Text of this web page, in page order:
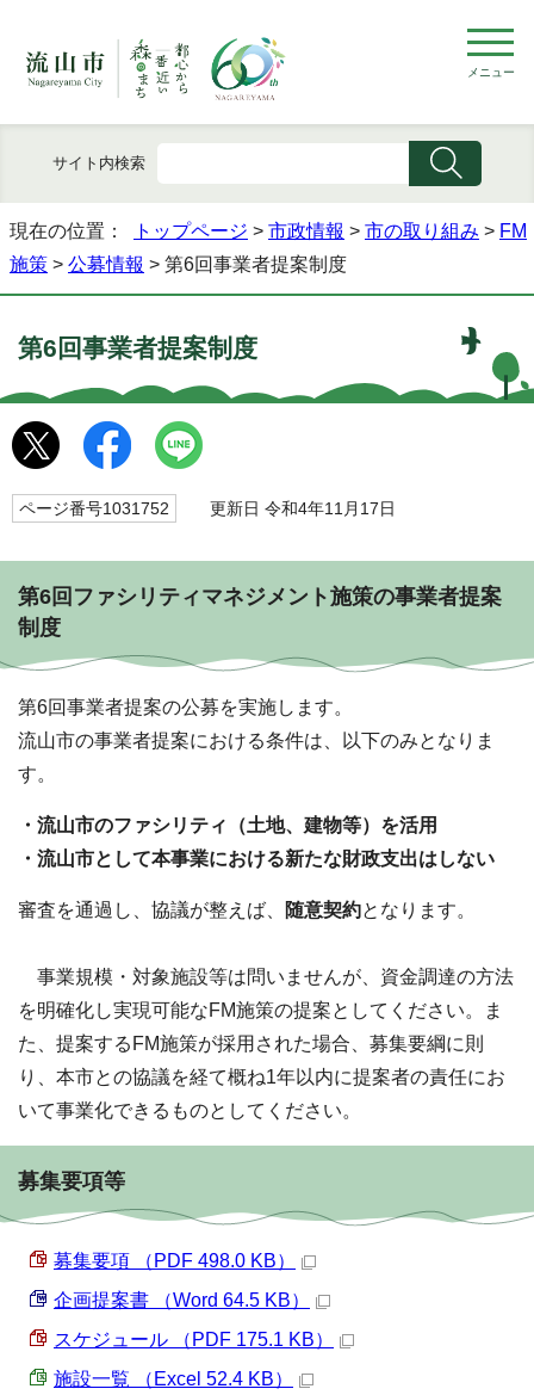
メニュー
サイト内検索
現在の位置： トップページ > 市政情報 > 市の取り組み > FM
施策 > 公募情報 > 第6回事業者提案制度
第6回事業者提案制度
ページ番号1031752 更新日 令和4年11月17日
第6回ファシリティマネジメント施策の事業者提案
制度
第6回事業者提案の公募を実施します。
流山市の事業者提案における条件は、以下のみとなりま
す。
・流山市のファシリティ（土地、建物等）を活用
・流山市として本事業における新たな財政支出はしない
審査を通過し、協議が整えば、 随意契約となります。
事業規模・対象施設等は問いませんが、資金調達の方法
を明確化し実現可能なFM施策の提案としてください。ま
た、提案するFM施策が採用された場合、募集要綱に則
り、本市との協議を経て概ね1年以内に提案者の責任にお
いて事業化できるものとしてください。
募集要項等
募集要項 （PDF 498.0 KB）
企画提案書 （Word 64.5 KB）
スケジュール （PDF 175.1 KB）
施設一覧 （Excel 52.4 KB）